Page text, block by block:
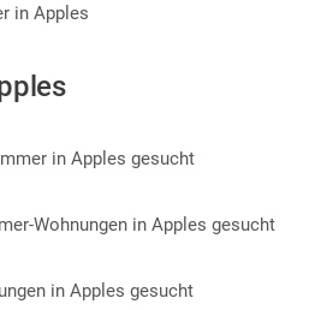
in Apples
in Apples gesucht
Wohnungen in Apples gesucht
in Apples gesucht